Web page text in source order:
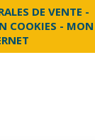
DE VENTE
COOKIES
MON